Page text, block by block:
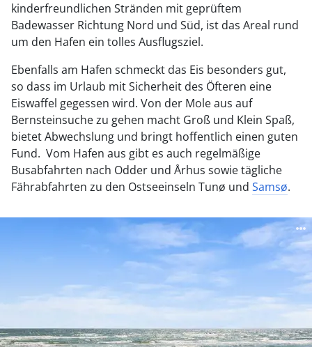
kinderfreundlichen Stränden mit geprüftem
Badewasser Richtung Nord und Süd, ist das Areal rund
um den Hafen ein tolles Ausflugsziel.
Ebenfalls am Hafen schmeckt das Eis besonders gut,
so dass im Urlaub mit Sicherheit des Öfteren eine
Eiswaffel gegessen wird. Von der Mole aus auf
Bernsteinsuche zu gehen macht Groß und Klein Spaß,
bietet Abwechslung und bringt hoffentlich einen guten
Fund. Vom Hafen aus gibt es auch regelmäßige
Busabfahrten nach Odder und Århus sowie tägliche
Fährabfahrten zu den Ostseeinseln Tunø und Samsø.